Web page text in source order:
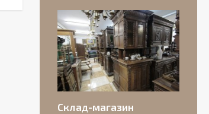
Склад-магазин
Антикварная
бисквитная
композиция с
156 000